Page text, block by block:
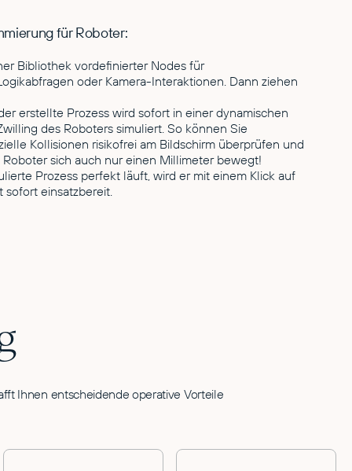
für Roboter:
Bibliothek vordefinierter Nodes für
oder Kamera-Interaktionen. Dann ziehen
erstellte Prozess wird sofort in einer dynamischen
des Roboters simuliert. So können Sie
Kollisionen risikofrei am Bildschirm überprüfen und
sich auch nur einen Millimeter bewegt!
Prozess perfekt läuft, wird er mit einem Klick auf
sofort einsatzbereit.
Ihnen entscheidende operative Vorteile